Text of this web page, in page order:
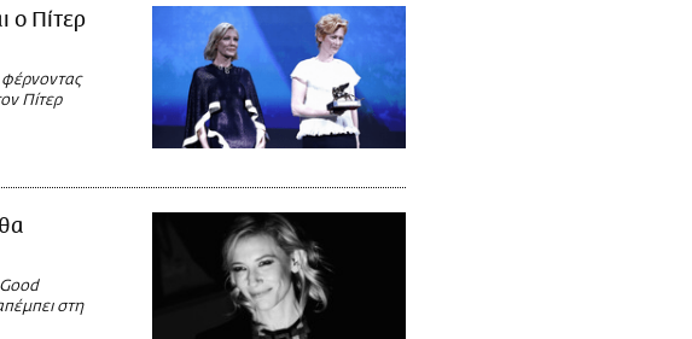
ο Πίτερ
Πίτερ
στη